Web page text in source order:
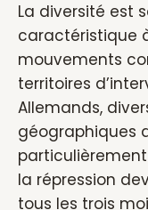
La diversité est
caractéristique
mouvements
territoires
Allemands,
géographiques
la répression
tous les trois